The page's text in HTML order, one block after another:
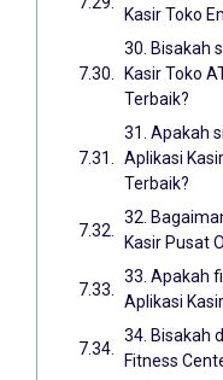
Kasir Toko
30. Bisakah
Kasir Toko
Terbaik?
31. Apakah
Aplikasi
Terbaik?
32.
Kasir Pusat
33. Apakah
Aplikasi
34. Bisakah
Fitness